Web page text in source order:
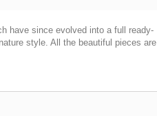
have since evolved into a full ready-
style. All the beautiful pieces are